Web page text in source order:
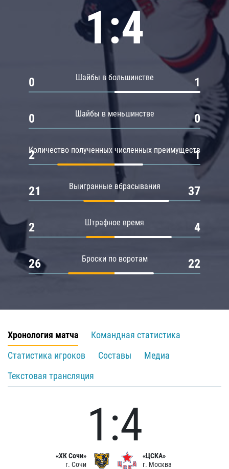
1:4
Шайбы в большинстве
0 1
Шайбы в меньшинстве
0 0
Количество полученных численных преимуществ
2 1
Выигранные вбрасывания
21 37
Штрафное время
2 4
Броски по воротам
26 22
Хронология матча
Командная статистика
Статистика игроков
Составы
Медиа
Текстовая трансляция
«ХК Сочи»
г. Сочи
1:4
«ЦСКА»
г. Москва